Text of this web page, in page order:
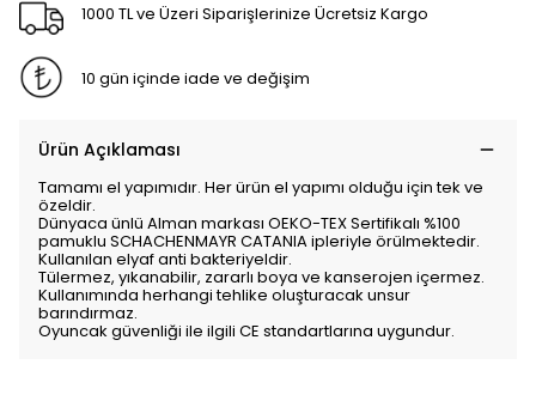
1000 TL ve Üzeri Siparişlerinize Ücretsiz Kargo
10 gün içinde iade ve değişim
Ürün Açıklaması
Tamamı el yapımıdır. Her ürün el yapımı olduğu için tek ve
özeldir.
Dünyaca ünlü Alman markası OEKO-TEX Sertifikalı %100
pamuklu SCHACHENMAYR CATANIA ipleriyle örülmektedir.
Kullanılan elyaf anti bakteriyeldir.
Tülermez, yıkanabilir, zararlı boya ve kanserojen içermez.
Kullanımında herhangi tehlike oluşturacak unsur
barındırmaz.
Oyuncak güvenliği ile ilgili CE standartlarına uygundur.